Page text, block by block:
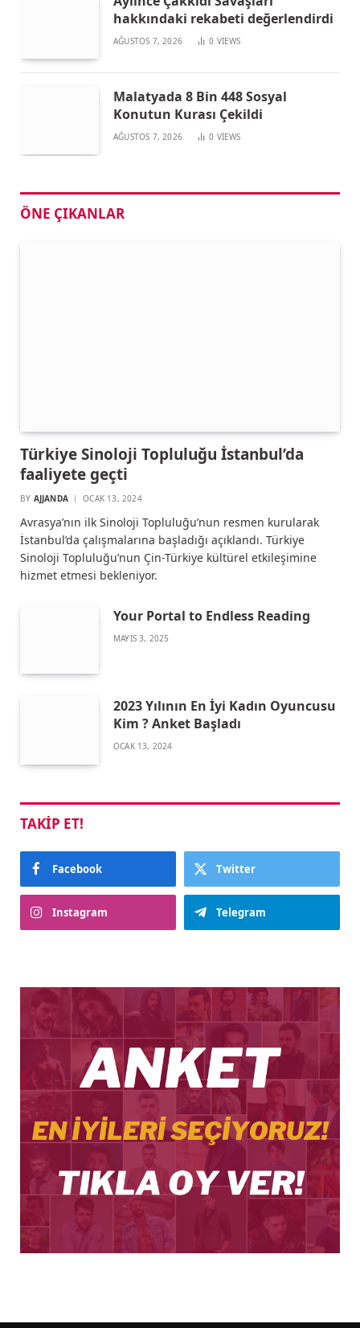
hakkındaki rekabeti değerlendirdi
AĞUSTOS 7, 2026 0 VIEWS
Malatyada 8 Bin 448 Sosyal
Konutun Kurası Çekildi
AĞUSTOS 7, 2026 0 VIEWS
ÖNE ÇIKANLAR
Türkiye Sinoloji Topluluğu İstanbul’da
faaliyete geçti
BY AJJANDA OCAK 13, 2024
Avrasya’nın ilk Sinoloji Topluluğu’nun resmen kurularak
İstanbul’da çalışmalarına başladığı açıklandı. Türkiye
Sinoloji Topluluğu’nun Çin-Türkiye kültürel etkileşimine
hizmet etmesi bekleniyor.
Your Portal to Endless Reading
MAYIS 3, 2025
2023 Yılının En İyi Kadın Oyuncusu
Kim ? Anket Başladı
OCAK 13, 2024
TAKIP ET!
Facebook Twitter
Instagram Telegram